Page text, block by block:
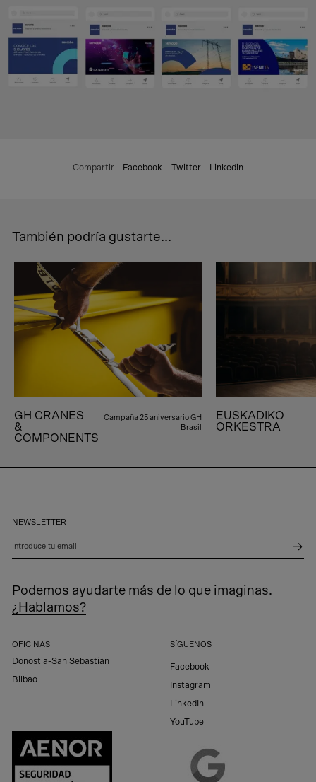
Compartir Facebook Twitter Linkedin
También podría gustarte...
GH CRANES
&
COMPONENTS
Campaña 25 aniversario GH
Brasil
EUSKADIKO
ORKESTRA
NEWSLETTER
Introduce tu email
Podemos ayudarte más de lo que imaginas.
¿Hablamos?
OFICINAS
Donostia-San Sebastián
Bilbao
SÍGUENOS
Facebook
Instagram
LinkedIn
YouTube